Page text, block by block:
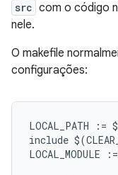
src com o código
nele.
O makefile
configurações:
LOCAL_PATH
include